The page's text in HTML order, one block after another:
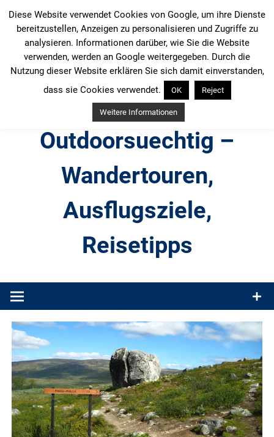
Inhalt
springen
Outdoorsuechtig –
Wandertouren,
Ausflugsziele,
Reisetipps
Produkttests und Buchrezensionen. Ein Blog für alle, die gern
Diese Website verwendet Cookies von Google, um ihre Dienste
bereitzustellen, Anzeigen zu personalisieren und Zugriffe zu
analysieren. Informationen darüber, wie Sie die Website
verwenden, werden an Google weitergegeben. Durch die
Nutzung dieser Website erklären Sie sich damit einverstanden,
dass sie Cookies verwendet.
OK Reject
Weitere Informationen